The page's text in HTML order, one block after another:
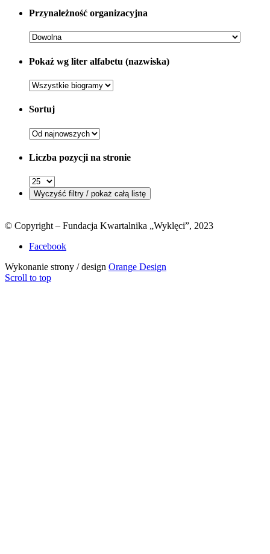
Przynależność organizacyjna
Pokaż wg liter alfabetu (nazwiska)
Sortuj
Liczba pozycji na stronie
© Copyright – Fundacja Kwartalnika „Wyklęci”, 2023
Facebook
Wykonanie strony / design Orange Design
Scroll to top